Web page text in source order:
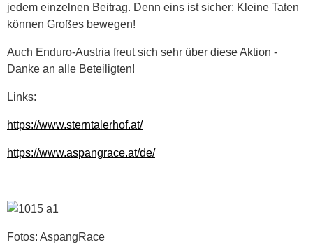
jedem einzelnen Beitrag. Denn eins ist sicher: Kleine Taten
können Großes bewegen!
Auch Enduro-Austria freut sich sehr über diese Aktion -
Danke an alle Beteiligten!
Links:
https://www.sterntalerhof.at/
https://www.aspangrace.at/de/
Fotos: AspangRace